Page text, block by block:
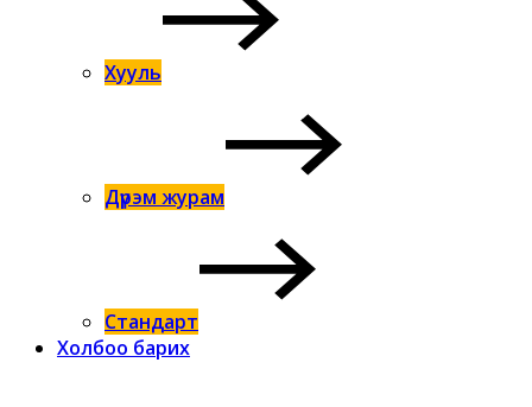
Хууль
Дүрэм журам
Стандарт
Холбоо барих